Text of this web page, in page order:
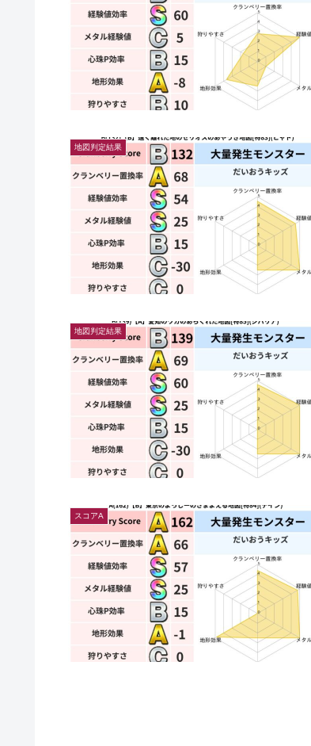
地図判定結果
地図判定結果
スコアA